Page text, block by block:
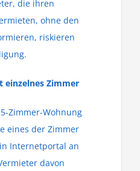
die ihren
ohne den
riskieren
einzelnes Zimmer
Zimmer-Wohnung
eines der Zimmer
Internetportal an
davon